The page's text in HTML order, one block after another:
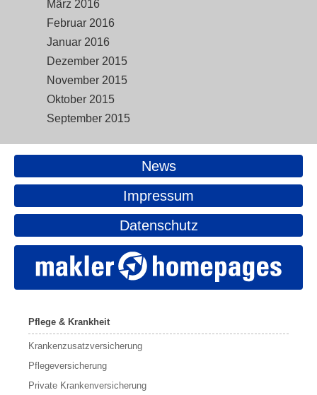
März 2016
Februar 2016
Januar 2016
Dezember 2015
November 2015
Oktober 2015
September 2015
News
Impressum
Datenschutz
Pflege & Krankheit
Krankenzusatzversicherung
Pflegeversicherung
Private Krankenversicherung